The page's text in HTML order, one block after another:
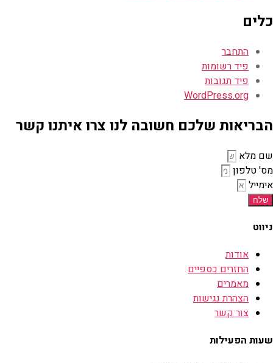
כלים
התחבר
פיד רשומות
פיד תגובות
WordPress.org
הבריאות שלכם חשובה לנו צרו איתנו קשר
שם מלא
מס' טלפון
אימייל
שלח
ניווט
אודות
החזרים כספיים
מאמרים
הצהרת נגישות
צור קשר
שעות הפעילות